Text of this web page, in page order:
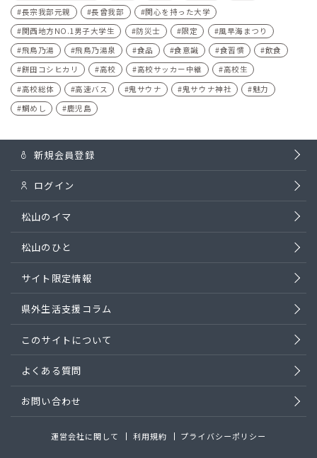
長宗我部元親
長曾我部
関心を持った大学
関西地方NO.1男子大学生
防災士 限定
風早海まつり
飛鳥乃湯
飛鳥乃湯泉 食品 食意識 食習慣
飲食
餅田コシヒカリ
高校 高校サッカー中継
高校生
高校総体
高速バス 鬼サウナ 鬼サウナ神社
魅力
鯛めし
鹿児島
新規会員登録
ログイン
松山のイマ
松山のひと
サイト限定情報
県外生活支援コラム
このサイトについて
よくある質問
お問い合わせ
運営会社に関して 利用規約 プライバシーポリシー